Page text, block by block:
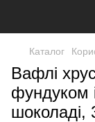
Каталог
Вафлі
фундуком
шоколаді,